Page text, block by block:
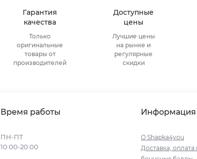
Гарантия
качества
Только
оригинальные
товары от
производителей
Доступные
цены
Лучшие цены
на рынке и
регулярные
скидки
Время работы
ПН-ПТ
10:00-20:00
Информация
О Shapka4you
Доставка, оплата